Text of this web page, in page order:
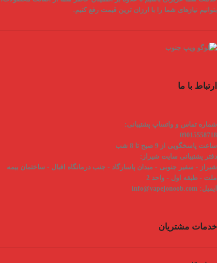
بتوانیم نیازهای شما را با ارزان ترین قیمت رفع کنیم.
ارتباط با ما
شماره تماس و واتساپ پشتیبانی:
09015558718
ساعت پاسخگویی از 9 صبح تا 8 شب
دفتر پشتیبانی سایت شیراز:
شیراز - سفیر جنوبی - میدان پاسارگاد - جنب درمانگاه اقبال - ساختمان بیمه
ملت - طبقه اول - واحد 2
ایمیل:
خدمات مشتریان